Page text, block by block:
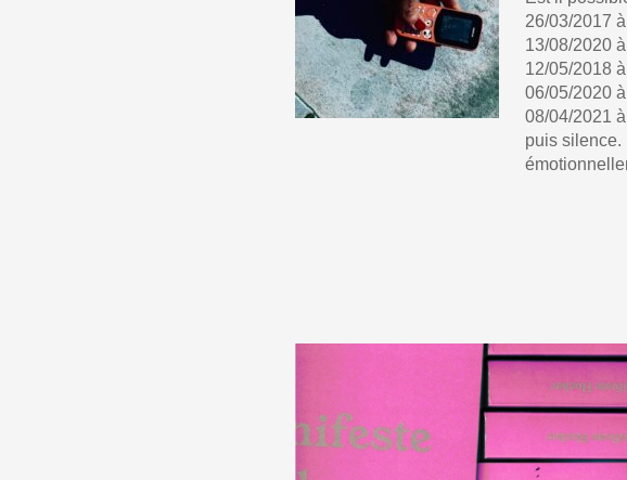
26/03/2017
13/08/2020
12/05/2018
06/05/2020
08/04/2021
puis silence.